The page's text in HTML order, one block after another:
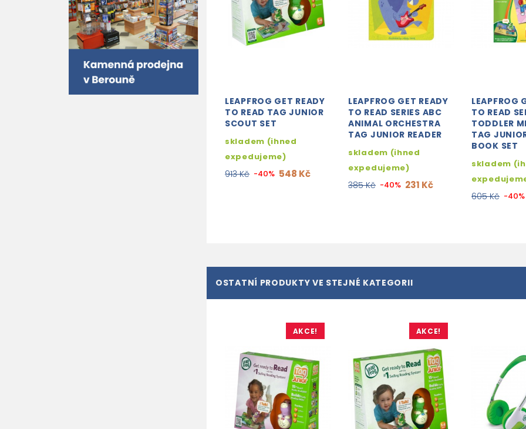
LEAPFROG GET READY
TO READ TAG JUNIOR
SCOUT SET
skladem (ihned
expedujeme)
913 Kč -40% 548 Kč
LEAPFROG GET READY
TO READ SERIES ABC
ANIMAL ORCHESTRA
TAG JUNIOR READER
skladem (ihned
expedujeme)
385 Kč -40% 231 Kč
LEAPFROG
TO READ
TODDLER
TAG
BOOK SET
skladem
605 Kč -40%
OSTATNÍ PRODUKTY VE STEJNÉ KATEGORII
AKCE! AKCE!